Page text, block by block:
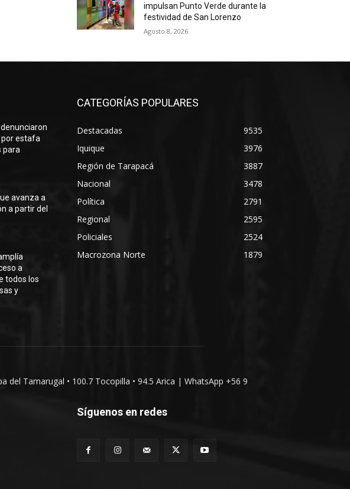
impulsan Punto Verde durante la
festividad de San Lorenzo
Agosto 8, 2026
por estafa
para
avanza a
a partir del
a
todos los
y
CATEGORÍAS POPULARES
Destacadas
9535
Iquique
3976
Región de Tarapacá
3887
Nacional
3478
Política
2791
Regional
2595
Policiales
2524
Macrozona Norte
1879
del Tamarugal • 100.7 Tocopilla • 94.5 Arica | WhatsApp +56 9
Síguenos en redes